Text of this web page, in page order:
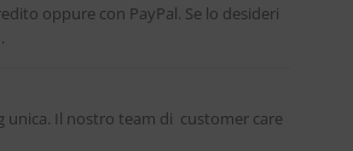
oppure con PayPal. Se lo desideri
unica. Il nostro team di customer care